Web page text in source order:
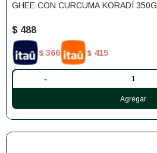
GHEE CON CURCUMA KORADÍ 350G
$ 488
$ 366 $ 415
-